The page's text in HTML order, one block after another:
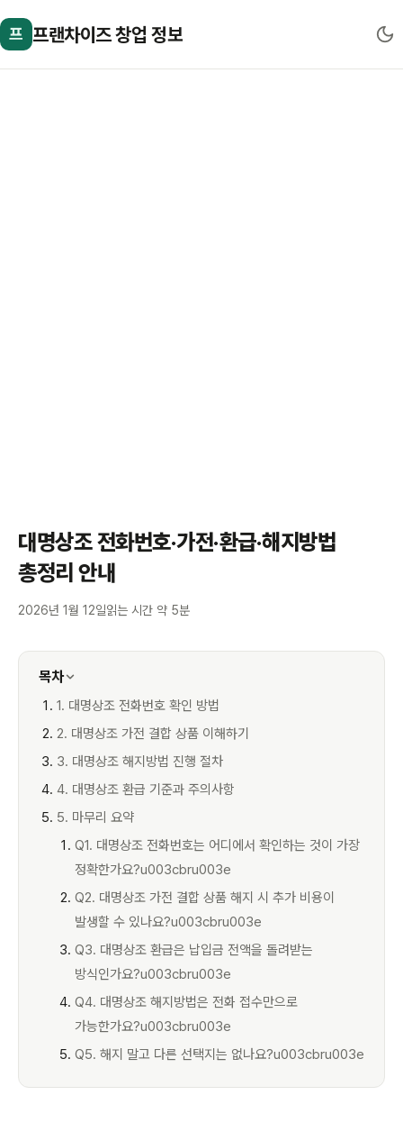
프 프랜차이즈 창업 정보
대명상조 전화번호·가전·환급·해지방법
총정리 안내
2026년 1월 12일읽는 시간 약 5분
목차
1. 대명상조 전화번호 확인 방법
2. 대명상조 가전 결합 상품 이해하기
3. 대명상조 해지방법 진행 절차
4. 대명상조 환급 기준과 주의사항
5. 마무리 요약
Q1. 대명상조 전화번호는 어디에서 확인하는 것이 가장
정확한가요?u003cbru003e
Q2. 대명상조 가전 결합 상품 해지 시 추가 비용이
발생할 수 있나요?u003cbru003e
Q3. 대명상조 환급은 납입금 전액을 돌려받는
방식인가요?u003cbru003e
Q4. 대명상조 해지방법은 전화 접수만으로
가능한가요?u003cbru003e
Q5. 해지 말고 다른 선택지는 없나요?u003cbru003e